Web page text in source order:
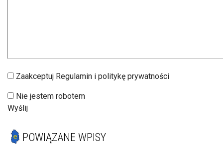
Zaakceptuj Regulamin i politykę prywatności
Nie jestem robotem
Wyślij
POWIĄZANE WPISY